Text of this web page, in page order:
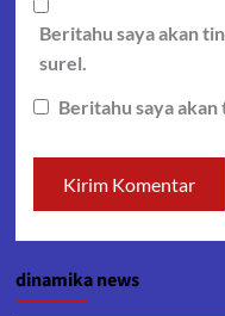
Beritahu saya akan
surel.
Beritahu saya
dinamika news